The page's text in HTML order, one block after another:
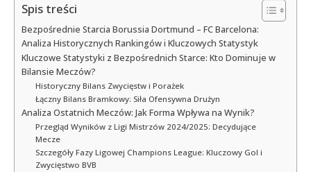
Spis treści
Bezpośrednie Starcia Borussia Dortmund – FC Barcelona:
Analiza Historycznych Rankingów i Kluczowych Statystyk
Kluczowe Statystyki z Bezpośrednich Starce: Kto Dominuje w
Bilansie Meczów?
Historyczny Bilans Zwycięstw i Porażek
Łączny Bilans Bramkowy: Siła Ofensywna Drużyn
Analiza Ostatnich Meczów: Jak Forma Wpływa na Wynik?
Przegląd Wyników z Ligi Mistrzów 2024/2025: Decydujące
Mecze
Szczegóły Fazy Ligowej Champions League: Kluczowy Gol i
Zwycięstwo BVB